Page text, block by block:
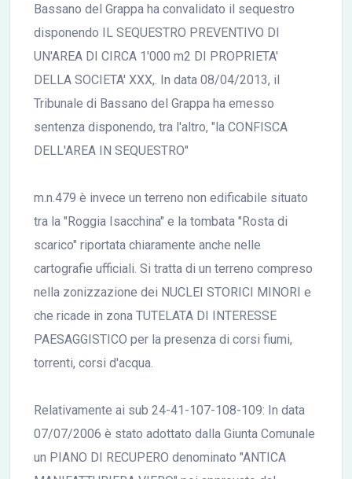
Bassano del Grappa ha convalidato il sequestro
disponendo IL SEQUESTRO PREVENTIVO DI
UN'AREA DI CIRCA 1'000 m2 DI PROPRIETA'
DELLA SOCIETA' XXX,. In data 08/04/2013, il
Tribunale di Bassano del Grappa ha emesso
sentenza disponendo, tra l'altro, "la CONFISCA
DELL'AREA IN SEQUESTRO"
m.n.479 è invece un terreno non edificabile situato
tra la "Roggia Isacchina" e la tombata "Rosta di
scarico" riportata chiaramente anche nelle
cartografie ufficiali. Si tratta di un terreno compreso
nella zonizzazione dei NUCLEI STORICI MINORI e
che ricade in zona TUTELATA DI INTERESSE
PAESAGGISTICO per la presenza di corsi fiumi,
torrenti, corsi d'acqua.
Relativamente ai sub 24-41-107-108-109: In data
07/07/2006 è stato adottato dalla Giunta Comunale
un PIANO DI RECUPERO denominato "ANTICA